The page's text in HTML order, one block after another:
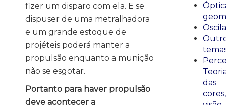
fizer um disparo com ela. E se
dispuser de uma metralhadora
e um grande estoque de
projéteis poderá manter a
propulsão enquanto a munição
não se esgotar.
Portanto para haver propulsão
deve acontecer a
das
cores,